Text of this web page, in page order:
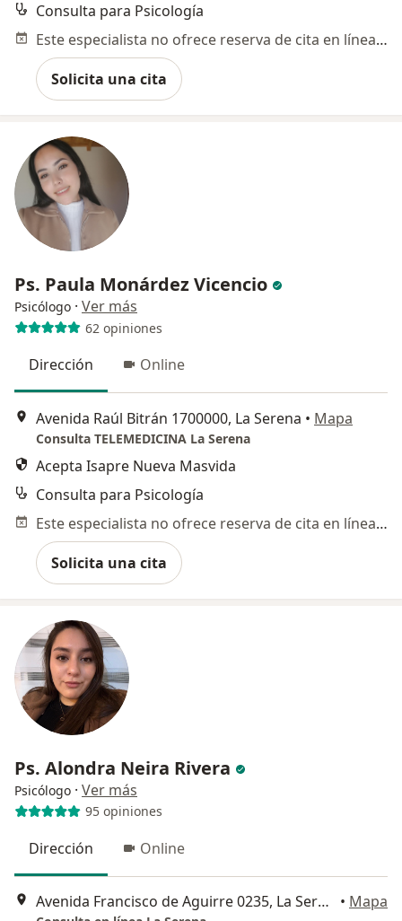
Consulta para Psicología
Este especialista no ofrece reserva de cita en línea en esta dirección.
Solicita una cita
Ps. Paula Monárdez Vicencio
Psicólogo · Ver más
62 opiniones
Dirección Online
Avenida Raúl Bitrán 1700000, La Serena • Mapa
Consulta TELEMEDICINA La Serena
Acepta Isapre Nueva Masvida
Consulta para Psicología
Este especialista no ofrece reserva de cita en línea en esta dirección.
Solicita una cita
Ps. Alondra Neira Rivera
Psicólogo · Ver más
95 opiniones
Dirección Online
Avenida Francisco de Aguirre 0235, La Serena • Mapa